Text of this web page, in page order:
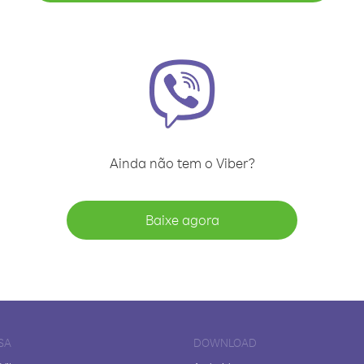
Ainda não tem o Viber?
Baixe agora
DOWNLOAD